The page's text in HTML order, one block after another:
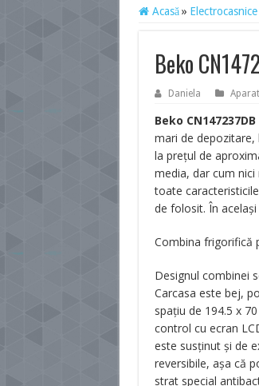
Acasă » Electrocasnice
Beko
Daniela
Beko CN147237DB
mari de
la prețul de
media, dar cum
toate
de folosit. În
Combina frigorifică
Designul combinei
Carcasa este bej,
spațiu de 194.5 x
control cu ecran
este susținut și de
reversibile, așa că
strat special